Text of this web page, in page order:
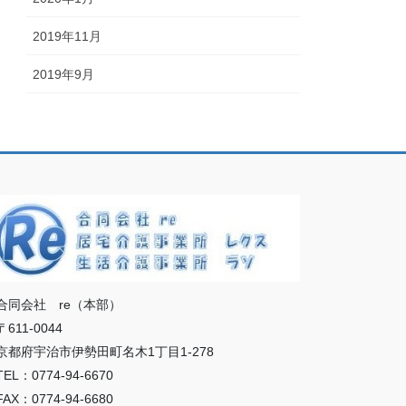
2019年11月
2019年9月
同会社 re（本部）
611-0044
都府宇治市伊勢田町名木1丁目1-278
：0774-94-6670
：0774-94-6680